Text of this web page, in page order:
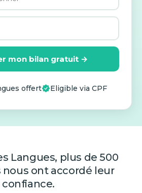
mon bilan gratuit →
offert Eligible via CPF
Langues, plus de 500
nous ont accordé leur
confiance.